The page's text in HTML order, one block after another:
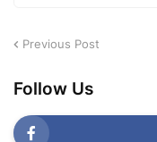
Previous Post
Follow Us